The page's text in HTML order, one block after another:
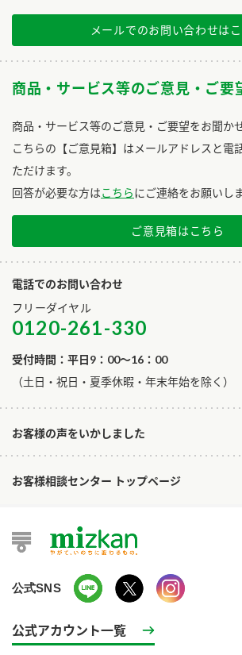
メールでのお問い合わせは
商品・サービス等のご意見・ご要
商品・サービス等のご意見・ご要望をお聞か
こちらの【ご意見箱】はメールアドレスと電
ただけます。
回答が必要な方はこちらにご連絡をお願いしま
ご意見箱はこちら
電話でのお問い合わせ
フリーダイヤル
0120-261-330
受付時間：平日9：00～16：00
​（土日・祝日・夏季休暇・年末年始を除く）
お客様の声をいかしました
お客様相談センター トップページ
公式SNS
公式アカウント一覧